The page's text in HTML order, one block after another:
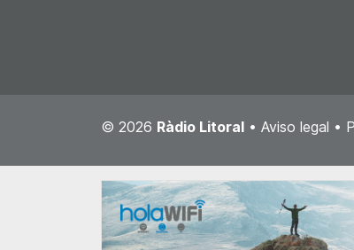
© 2026 Ràdio Litoral • Aviso legal •